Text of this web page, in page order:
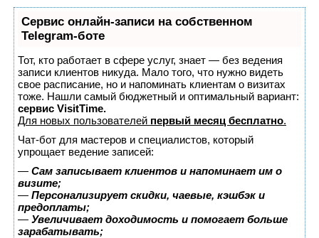
Сервис онлайн-записи на собственном
Telegram-боте
Тот, кто работает в сфере услуг, знает — без ведения
записи клиентов никуда. Мало того, что нужно видеть
свое расписание, но и напоминать клиентам о визитах
тоже. Нашли самый бюджетный и оптимальный вариант:
сервис VisitTime.
Для новых пользователей первый месяц бесплатно.
Чат-бот для мастеров и специалистов, который
упрощает ведение записей:
— Сам записывает клиентов и напоминает им о
визите;
— Персонализирует скидки, чаевые, кэшбэк и
предоплаты;
— Увеличивает доходимость и помогает больше
зарабатывать;